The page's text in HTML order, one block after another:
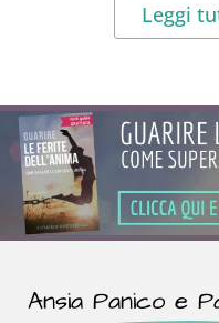
Leggi
Ansia Panico e